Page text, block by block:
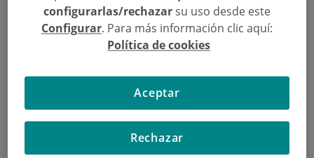
Hospital,Índice de Excelencia Hospitalaria, privado,Sanidad
El Instituto Coordenadas de Gobernanza y
edición del Índice de Excelencia Hospitalaria (IEH
2015), elaborado mediante encuestas a casi 2.000
profesionales de la salud en todo el Estado, con el
objetivo de medir la excelencia en base a los
configurarlas/rechazarsu uso desde este
Configurar. Para más información clic aquí:
Política de cookies
Rechazar
Aceptar